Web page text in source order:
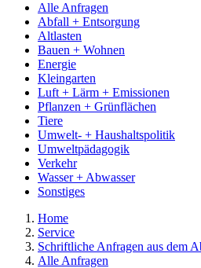
Alle Anfragen
Abfall + Entsorgung
Altlasten
Bauen + Wohnen
Energie
Kleingarten
Luft + Lärm + Emissionen
Pflanzen + Grünflächen
Tiere
Umwelt- + Haushaltspolitik
Umweltpädagogik
Verkehr
Wasser + Abwasser
Sonstiges
Home
Service
Schriftliche Anfragen aus dem
Alle Anfragen